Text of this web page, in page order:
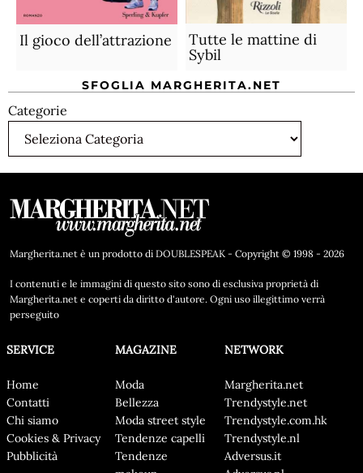
Il gioco dell’attrazione
Tutte le mattine di
Sybil
SFOGLIA MARGHERITA.NET
Categorie
Margherita.net è un prodotto di DOUBLESPEAK - Copyright © 1998 - 2026
I contenuti e le immagini di questo sito sono di esclusiva proprietà di
Margherita.net e coperti da diritto d'autore. Ogni uso illegittimo verrà
perseguito
SERVICE
Home
Contatti
Chi siamo
Cookies & Privacy
Pubblicità
MAGAZINE
Moda
Bellezza
Moda street style
Tendenze capelli
Tendenze
NETWORK
Margherita.net
Trendystyle.net
Trendystyle.com.hk
Trendystyle.nl
Adversus.it